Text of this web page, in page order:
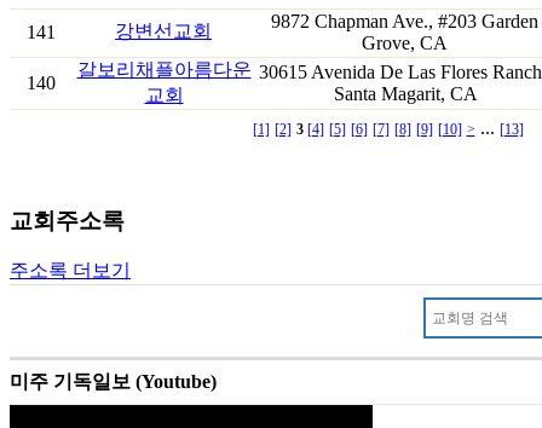
141 강변선교회
9872 Chapman Ave., #203 Garden
Grove, CA
140
갈보리채플아름다운
교회
30615 Avenida De Las Flores
Santa Magarit, CA
[1] [2] 3 [4] [5] [6] [7] [8] [9] [10] > ... [13]
교회주소록
주소록 더보기
미주 기독일보 (Youtube)